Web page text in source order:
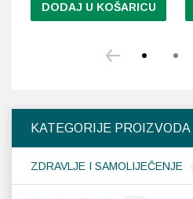
KATEGORIJE PROIZVODA
ZDRAVLJE I SAMOLIJEČENJE
DODAJ U KOŠARICU